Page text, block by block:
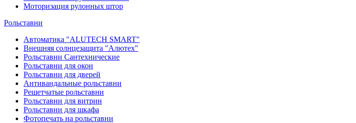
Моторизация рулонных штор
Рольставни
Автоматика "ALUTECH SMART"
Внешняя солнцезащита "Алютех"
Рольставни Сантехнические
Рольставни для окон
Рольставни для дверей
Антивандальные рольставни
Решетчатые рольставни
Рольставни для витрин
Рольставни для шкафа
Фотопечать на рольставни